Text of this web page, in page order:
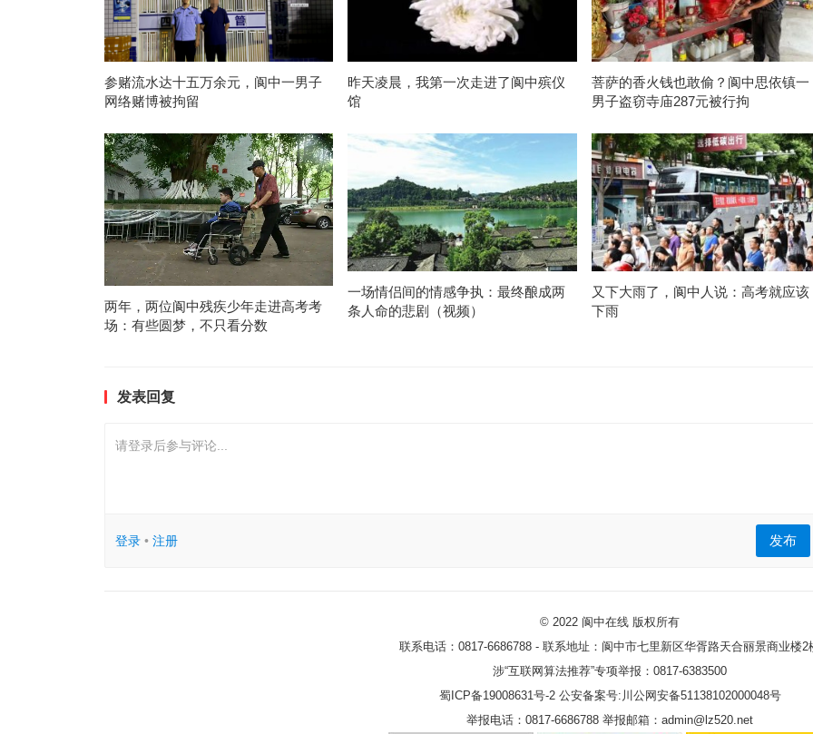
参赌流水达十五万余元，阆中一男子
网络赌博被拘留
昨天凌晨，我第一次走进了阆中殡仪
馆
菩萨的香火钱也敢偷？阆中思依镇一
男子盗窃寺庙287元被行拘
两年，两位阆中残疾少年走进高考考
场：有些圆梦，不只看分数
一场情侣间的情感争执：最终酿成两
条人命的悲剧（视频）
又下大雨了，阆中人说：高考就应该
下雨
发表回复
请登录后参与评论...
登录• 注册 发布
© 2022 阆中在线 版权所有
联系电话：0817-6686788 - 联系地址：阆中市七里新区华胥路天合丽景商业楼2
涉“互联网算法推荐”专项举报：0817-6383500
蜀ICP备19008631号-2公安备案号:川公网安备51138102000048号
举报电话：0817-6686788 举报邮箱：admin@lz520.net